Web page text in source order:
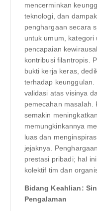
mencerminkan
teknologi, dan
penghargaan secara
untuk umum,
pencapaian
kontribusi filantropis.
bukti kerja keras,
terhadap
validasi atas visinya
pemecahan masalah.
semakin
memungkinkannya
luas dan
jejaknya.
prestasi pribadi; hal
kolektif tim dan
Bidang Keahlian:
Pengalaman